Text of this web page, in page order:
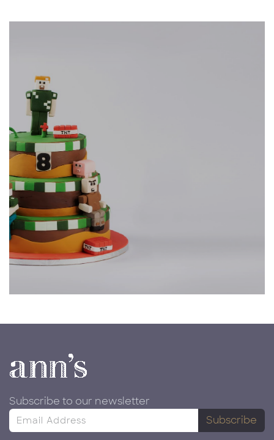
Subscribe to our newsletter
Subscribe